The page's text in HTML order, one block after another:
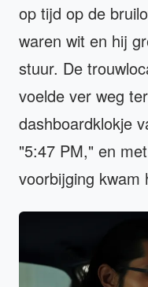
op tijd op de
waren wit en hij
stuur. De
voelde ver weg
dashboardklokje
"5:47 PM," en
voorbijging kwam